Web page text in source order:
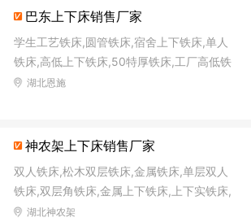
巴东上下床销售厂家
学生工艺铁床,圆管铁床,宿舍上下铁床,单人
铁床,高低上下铁床,50特厚铁床,工厂高低铁
床,铁架双层床
湖北恩施
神农架上下床销售厂家
双人铁床,松木双层铁床,金属铁床,单层双人
铁床,双层角铁床,金属上下铁床,上下实铁床,
公寓上下铁床
湖北神农架